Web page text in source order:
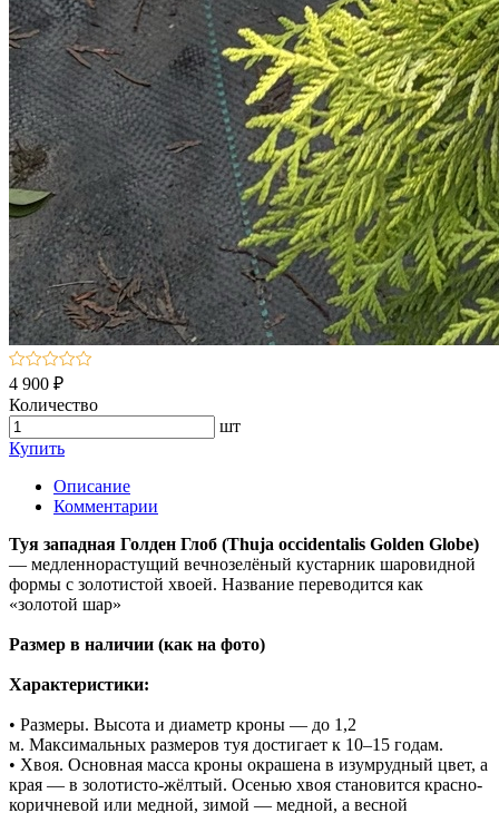
4 900 ₽
Количество
шт
Купить
Описание
Комментарии
Туя западная Голден Глоб (Thuja occidentalis Golden Globe)
— медленнорастущий вечнозелёный кустарник шаровидной
формы с золотистой хвоей. Название переводится как
«золотой шар»
Размер в наличии (как на фото)
Характеристики:
• Размеры. Высота и диаметр кроны — до 1,2
м. Максимальных размеров туя достигает к 10–15 годам.
• Хвоя. Основная масса кроны окрашена в изумрудный цвет, а
края — в золотисто-жёлтый. Осенью хвоя становится красно-
коричневой или медной, зимой — медной, а весной